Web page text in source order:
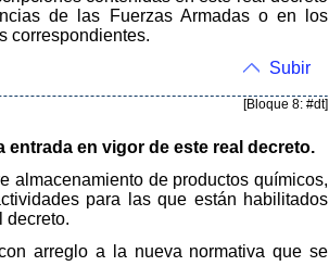
de las Fuerzas Armadas o en los
correspondientes.
Subir
[Bloque 8: #dt]
en vigor de este real decreto.
almacenamiento de productos químicos,
para las que están habilitados
decreto.
arreglo a la nueva normativa que se